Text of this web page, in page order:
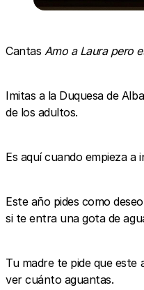
Cantas Amo a Laura pero
Imitas a la Duquesa de
de los adultos.
Es aquí cuando empieza
Este año pides como
si te entra una gota de
Tu madre te pide que este
ver cuánto aguantas.